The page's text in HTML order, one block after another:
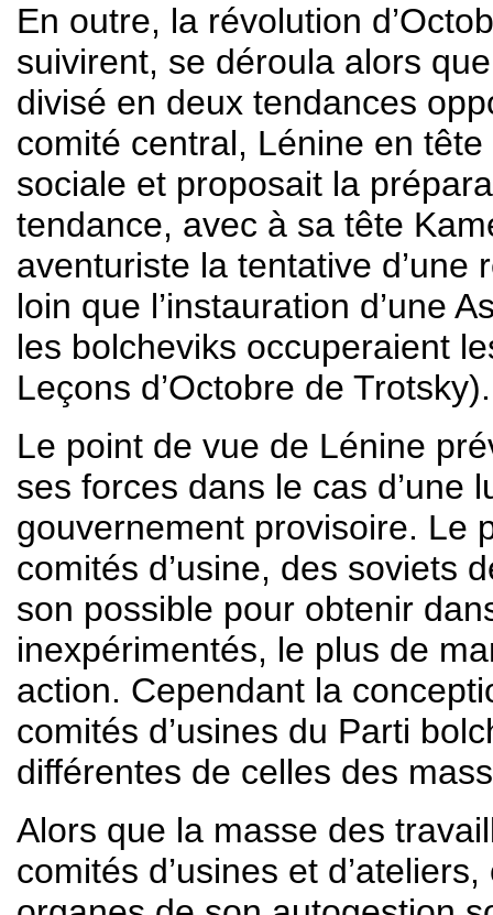
En outre, la révolution
suivirent, se déroula alors
divisé en deux tendances
comité central, Lénine en
sociale et proposait la
tendance, avec à sa tête
aventuriste la tentative d’une
loin que l’instauration d’une
les bolcheviks occuperaient
Leçons d’Octobre de Trotsky).
Le point de vue de Lénine
ses forces dans le cas d’une
gouvernement provisoire. Le
comités d’usine, des soviets
son possible pour obtenir
inexpérimentés, le plus de
action. Cependant la
comités d’usines du Parti
différentes de celles des
Alors que la masse des
comités d’usines et